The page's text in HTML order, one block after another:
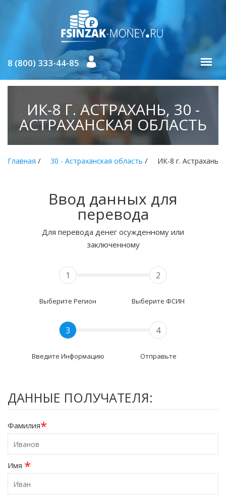
8 (800) 333-44-85
ИК-8 Г. АСТРАХАНЬ, 30 -
АСТРАХАНСКАЯ ОБЛАСТЬ
Главная / 30 - Астраханская область / ИК-8 г. Астрахань
Ввод данных для
перевода
Для перевода денег осужденному или
заключенному
1
Выберите Регион
2
Выберите ФСИН
3
Введите Информацию
4
Отправьте
ДАННЫЕ ПОЛУЧАТЕЛЯ:
Фамилия*
Имя *